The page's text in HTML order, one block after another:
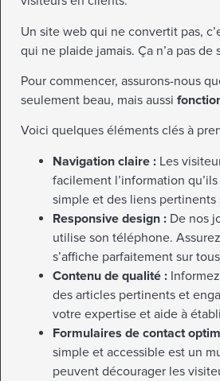
Un site web qui ne convertit pas,
qui ne plaide jamais. Ça n’a pas de
Pour commencer, assurons-nous
seulement beau, mais aussi
Voici quelques éléments clés à
Navigation claire : Les
facilement l’information
simple et des liens pertinents
Responsive design : De nos
utilise son téléphone.
s’affiche parfaitement sur
Contenu de qualité :
des articles pertinents et
votre expertise et aide à
Formulaires de contact
simple et accessible est un
peuvent décourager les